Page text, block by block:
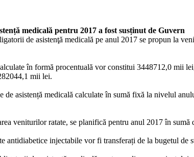
medicală pentru 2017 a fost susținut de Guvern
de asistenţă medicală pe anul 2017 se propun la
în formă procentuală vor constitui 3448712,0 mii
mii lei.
de asistență medicală calculate în sumă fixă la nivelul
veniturilor ratate, se planifică pentru anul 2017 în
antidiabetice injectabile vor fi transferați de la bugetul